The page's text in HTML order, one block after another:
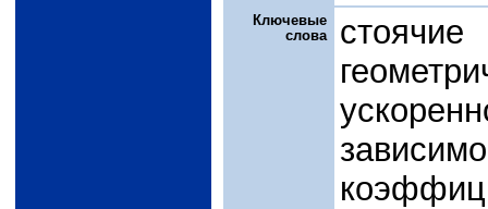
Ключевые
слова